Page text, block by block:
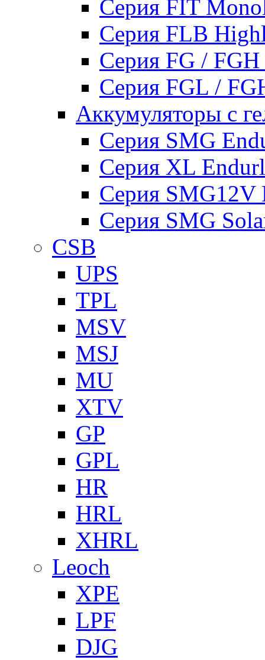
Серия FIT
Серия FLB
Серия FG /
Серия FGL /
Аккумуляторы с
Серия SMG
Серия XL
Серия SMG12V
Серия SMG
CSB
UPS
TPL
MSV
MSJ
MU
XTV
GP
GPL
HR
HRL
XHRL
Leoch
XPE
LPF
DJG